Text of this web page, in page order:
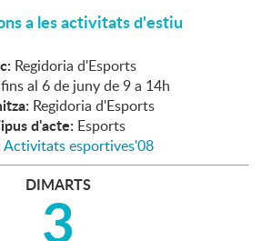
a les activitats d'estiu
Regidoria d'Esports
fins al 6 de juny de 9 a 14h
Regidoria d'Esports
d'acte: Esports
Activitats esportives'08
DIMARTS
3